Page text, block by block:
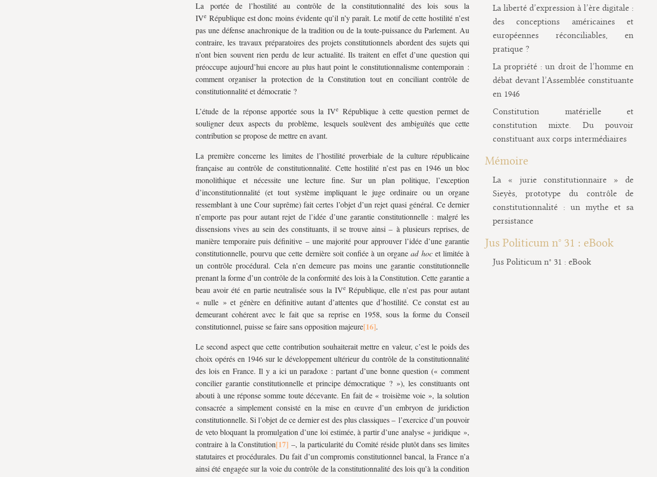
La portée de l’hostilité au contrôle de la constitutionnalité des lois sous la
IVe République est donc moins évidente qu’il n’y paraît. Le motif de cette hostilité n’est
pas une défense anachronique de la tradition ou de la toute-puissance du Parlement. Au
contraire, les travaux préparatoires des projets constitutionnels abordent des sujets qui
n’ont bien souvent rien perdu de leur actualité. Ils traitent en effet d’une question qui
préoccupe aujourd’hui encore au plus haut point le constitutionnalisme contemporain :
comment organiser la protection de la Constitution tout en conciliant contrôle de
constitutionnalité et démocratie ?
L’étude de la réponse apportée sous la IVeRépublique à cette question permet de
souligner deux aspects du problème, lesquels soulèvent des ambiguïtés que cette
contribution se propose de mettre en avant.
La première concerne les limites de l’hostilité proverbiale de la culture républicaine
française au contrôle de constitutionnalité. Cette hostilité n’est pas en 1946 un bloc
monolithique et nécessite une lecture fine. Sur un plan politique, l’exception
d’inconstitutionnalité (et tout système impliquant le juge ordinaire ou un organe
ressemblant à une Cour suprême) fait certes l’objet d’un rejet quasi général. Ce dernier
n’emporte pas pour autant rejet de l’idée d’une garantie constitutionnelle : malgré les
dissensions vives au sein des constituants, il se trouve ainsi – à plusieurs reprises, de
manière temporaire puis définitive – une majorité pour approuver l’idée d’une garantie
constitutionnelle, pourvu que cette dernière soit confiée à un organead hocet limitée à
un contrôle procédural. Cela n’en demeure pas moins une garantie constitutionnelle
prenant la forme d’un contrôle de la conformité des lois à la Constitution. Cette garantie a
beau avoir été en partie neutralisée sous la IVe République, elle n’est pas pour autant
« nulle » et génère en définitive autant d’attentes que d’hostilité. Ce constat est au
demeurant cohérent avec le fait que sa reprise en 1958, sous la forme du Conseil
constitutionnel, puisse se faire sans opposition majeure
.
Le second aspect que cette contribution souhaiterait mettre en valeur, c’est le poids des
choix opérés en 1946 sur le développement ultérieur du contrôle de la constitutionnalité
des lois en France. Il y a ici un paradoxe : partant d’une bonne question (« comment
concilier garantie constitutionnelle et principe démocratique ? »), les constituants ont
abouti à une réponse somme toute décevante. En fait de « troisième voie », la solution
consacrée a simplement consisté en la mise en œuvre d’un embryon de juridiction
constitutionnelle. Si l’objet de ce dernier est des plus classiques – l’exercice d’un pouvoir
de veto bloquant la promulgation d’une loi estimée, à partir d’une analyse « juridique »,
contraire à la Constitution
–, la particularité du Comité réside plutôt dans ses limites
statutaires et procédurales. Du fait d’un compromis constitutionnel bancal, la France n’a
ainsi été engagée sur la voie du contrôle de la constitutionnalité des lois qu’à la condition
La liberté d’expression à l’ère digitale :
des conceptions américaines et
européennes réconciliables, en
pratique ?
La propriété : un droit de l’homme en
débat devant l’Assemblée constituante
en 1946
Constitution matérielle et
constitution mixte. Du pouvoir
constituant aux corps intermédiaires
Mémoire
La « jurie constitutionnaire » de
Sieyès, prototype du contrôle de
constitutionnalité : un mythe et sa
persistance
Jus Politicum n° 31 : eBook
Jus Politicum n° 31 : eBook